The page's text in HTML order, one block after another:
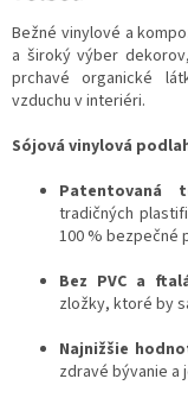
Bežné vinylové a
a široký výber
prchavé organické
vzduchu v interiéri.
Sójová vinylová
Patentovaná
tradičných
100 % bezpečné
Bez PVC a
zložky, ktoré by
Najnižšie
zdravé bývanie a